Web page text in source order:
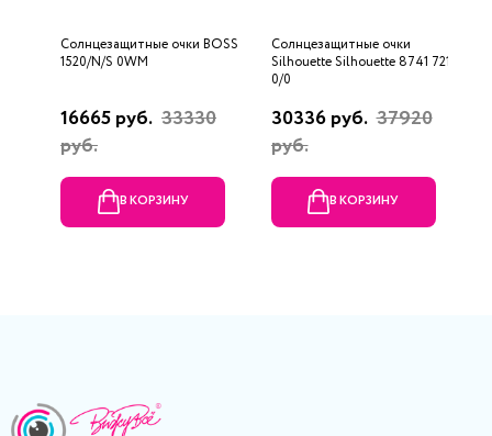
Солнцезащитные очки BOSS
1520/N/S 0WM
16665 руб. 33330
руб.
В КОРЗИНУ
Солнцезащитные очки
Silhouette Silhouette 8741 7210
0/0
30336 руб. 37920
руб.
В КОРЗИНУ